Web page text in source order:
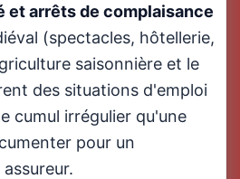
et arrêts de complaisance
(spectacles, hôtellerie,
saisonnière et le
des situations d'emploi
cumul irrégulier qu'une
pour un